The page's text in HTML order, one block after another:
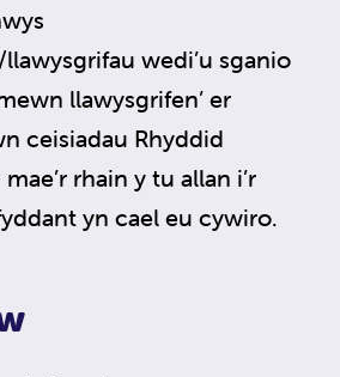
wedi’u sganio
llawysgrifen’ er
ceisiadau Rhyddid
rhain y tu allan i’r
yn cael eu cywiro.